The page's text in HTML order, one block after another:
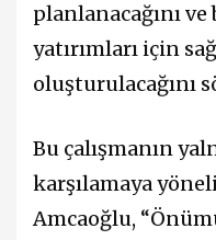
planlanacağını
yatırımları için
oluşturulacağını
Bu çalışmanın
karşılamaya
Amcaoğlu,